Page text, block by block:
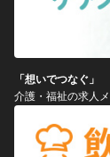
「想いでつなぐ」
介護・福祉の求人